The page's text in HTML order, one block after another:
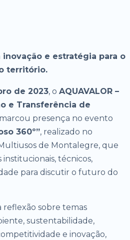
inovação e estratégia para o
território.
de 2023, o AQUAVALOR –
e Transferência de
marcou presença no evento
360º”, realizado no
de Montalegre, que
técnicos,
para discutir o futuro do
reflexão sobre temas
sustentabilidade,
e inovação,